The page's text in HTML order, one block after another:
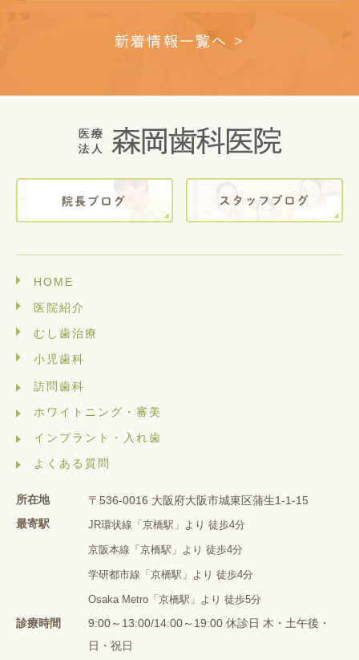
新着情報一覧へ >
HOME
医院紹介
むし歯治療
小児歯科
訪問歯科
ホワイトニング・審美
インプラント・入れ歯
よくある質問
所在地
〒536-0016 大阪府大阪市城東区蒲生1-1-15
最寄駅
JR環状線「京橋駅」より 徒歩4分
京阪本線「京橋駅」より 徒歩4分
学研都市線「京橋駅」より 徒歩4分
Osaka Metro「京橋駅」より 徒歩5分
診療時間
9:00～13:00/14:00～19:00 休診日 木・土午後・
日・祝日